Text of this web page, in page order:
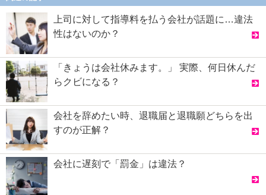
上司に対して指導料を払う会社が話題に…違法
性はないのか？
「きょうは会社休みます。」 実際、何日休んだ
らクビになる？
会社を辞めたい時、退職届と退職願どちらを出
すのが正解？
会社に遅刻で「罰金」は違法？